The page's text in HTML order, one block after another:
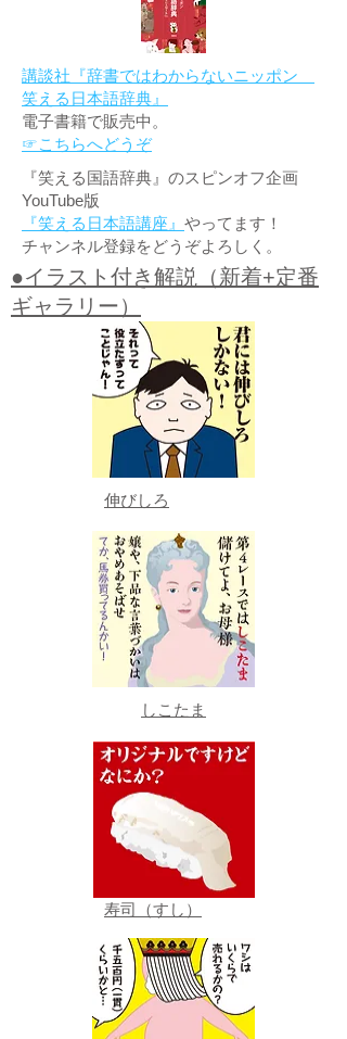
講談社『辞書ではわからないニッポン
笑える日本語辞典』
電子書籍で販売中。
☞こちらへどうぞ
『笑える国語辞典』のスピンオフ企画
YouTube版
『笑える日本語講座』 やってます！
チャンネル登録をどうぞよろしく。
●イラスト付き解説（新着+定番
ギャラリー）
伸びしろ
しこたま
寿司（すし）